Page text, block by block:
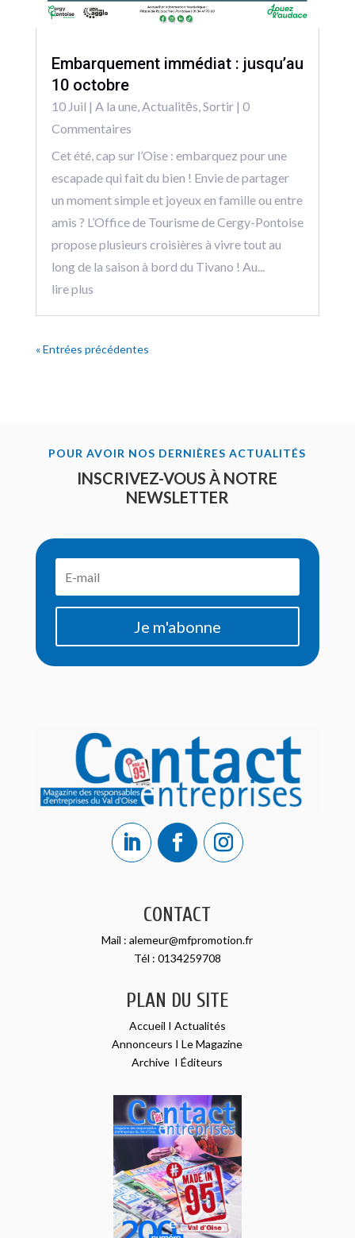
Embarquement immédiat : jusqu’au
10 octobre
10 Juil | A la une,Actualitēs,Sortir| 0
Commentaires
Cet été, cap sur l’Oise : embarquez pour une
escapade qui fait du bien ! Envie de partager
un moment simple et joyeux en famille ou entre
amis ? L’Office de Tourisme de Cergy-Pontoise
propose plusieurs croisières à vivre tout au
long de la saison à bord du Tivano ! Au...
lire plus
« Entrées précédentes
POUR AVOIR NOS DERNIÈRES ACTUALITÉS
INSCRIVEZ-VOUS À NOTRE
NEWSLETTER
Je m'abonne
CONTACT
Mail :alemeur@mfpromotion.fr
Tél : 0134259708
PLAN DU SITE
Accueil I Actualités
Annonceurs ILe Magazine
Archive IÉditeurs